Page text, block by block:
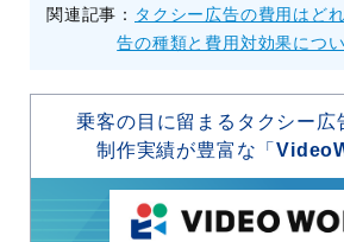
関連記事： タクシー広告の費用はど
告の種類と費用対効果につ
乗客の目に留まるタクシー広
制作実績が豊富な「